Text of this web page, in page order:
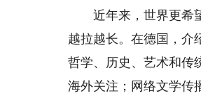
近年来，世界更希望
越拉越长。在德国，介
哲学、历史、艺术和传
海外关注；网络文学